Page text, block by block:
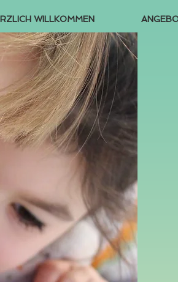
WILLKOMMEN